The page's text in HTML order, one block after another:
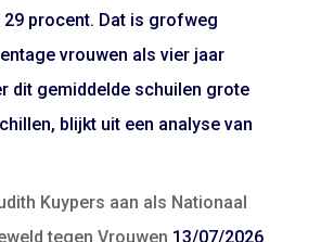
procent. Dat is grofweg
vrouwen als vier jaar
dit gemiddelde schuilen grote
blijkt uit een analyse van
Kuypers aan als Nationaal
tegen Vrouwen 13/07/2026